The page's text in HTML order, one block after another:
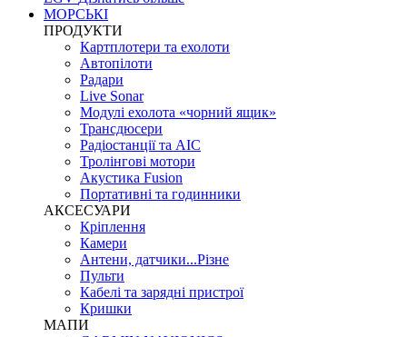
МОРСЬКІ
ПРОДУКТИ
Картплотери та ехолоти
Автопілоти
Радари
Live Sonar
Модулі ехолота «чорний ящик»
Трансдюсери
Радіостанції та АІС
Тролінгові мотори
Акустика Fusion
Портативні та годинники
АКСЕСУАРИ
Кріплення
Камери
Антени, датчики...Різне
Пульти
Кабелі та зарядні пристрої
Кришки
МАПИ